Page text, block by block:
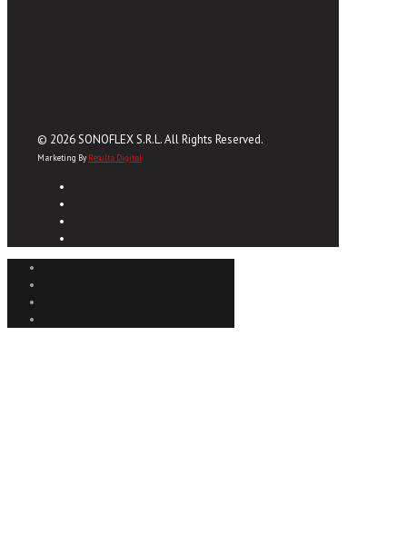
© 2026 SONOFLEX S.R.L. All Rights Reserved.
Marketing By Resulta Digital